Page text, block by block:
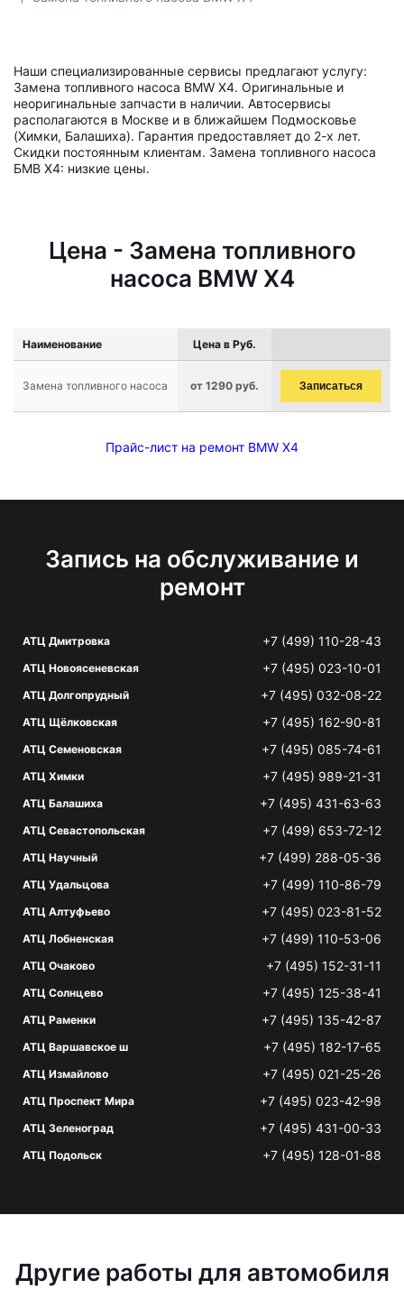
Наши специализированные сервисы предлагают услугу:
Замена топливного насоса BMW X4. Оригинальные и
неоригинальные запчасти в наличии. Автосервисы
располагаются в Москве и в ближайшем Подмосковье
(Химки, Балашиха). Гарантия предоставляет до 2-х лет.
Скидки постоянным клиентам. Замена топливного насоса
БМВ Х4: низкие цены.
Цена - Замена топливного
насоса BMW X4
Наименование Цена в Руб.
Замена топливного насоса от 1290 руб. Записаться
Прайс-лист на ремонт BMW X4
Запись на обслуживание и
ремонт
АТЦ Дмитровка +7 (499) 110-28-43
АТЦ Новоясеневская +7 (495) 023-10-01
АТЦ Долгопрудный +7 (495) 032-08-22
АТЦ Щёлковская +7 (495) 162-90-81
АТЦ Семеновская +7 (495) 085-74-61
АТЦ Химки +7 (495) 989-21-31
АТЦ Балашиха +7 (495) 431-63-63
АТЦ Севастопольская +7 (499) 653-72-12
АТЦ Научный +7 (499) 288-05-36
АТЦ Удальцова +7 (499) 110-86-79
АТЦ Алтуфьево +7 (495) 023-81-52
АТЦ Лобненская +7 (499) 110-53-06
АТЦ Очаково +7 (495) 152-31-11
АТЦ Солнцево +7 (495) 125-38-41
АТЦ Раменки +7 (495) 135-42-87
АТЦ Варшавское ш +7 (495) 182-17-65
АТЦ Измайлово +7 (495) 021-25-26
АТЦ Проспект Мира +7 (495) 023-42-98
АТЦ Зеленоград +7 (495) 431-00-33
АТЦ Подольск +7 (495) 128-01-88
Другие работы для автомобиля